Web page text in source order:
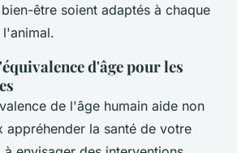
être soient adaptés à chaque
d'âge pour les
de l'âge humain aide non
appréhender la santé de votre